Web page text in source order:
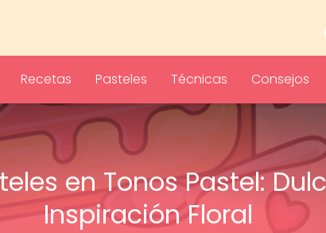
Recetas Pasteles Técnicas Consejos
en Tonos Pastel:
Inspiración Floral